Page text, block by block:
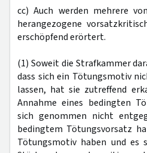
cc) Auch werden mehrere
herangezogene
erschöpfend erörtert.
(1) Soweit die Strafkammer
dass sich ein Tötungsmotiv
lassen, hat sie zutreffend
Annahme eines bedingten
sich genommen nicht
bedingtem Tötungsvorsatz
Tötungsmotiv haben und es